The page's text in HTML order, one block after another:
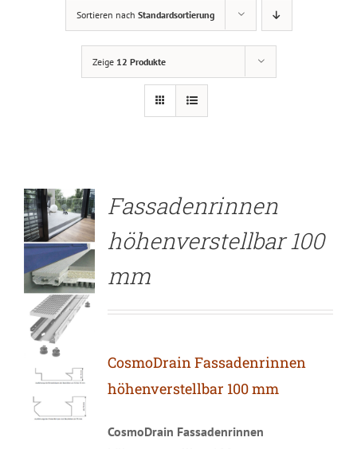
Sortieren nach Standardsortierung
Zeige 12 Produkte
Fassadenrinnen
höhenverstellbar 100
mm
CosmoDrain Fassadenrinnen
höhenverstellbar 100 mm
CosmoDrain Fassadenrinnen